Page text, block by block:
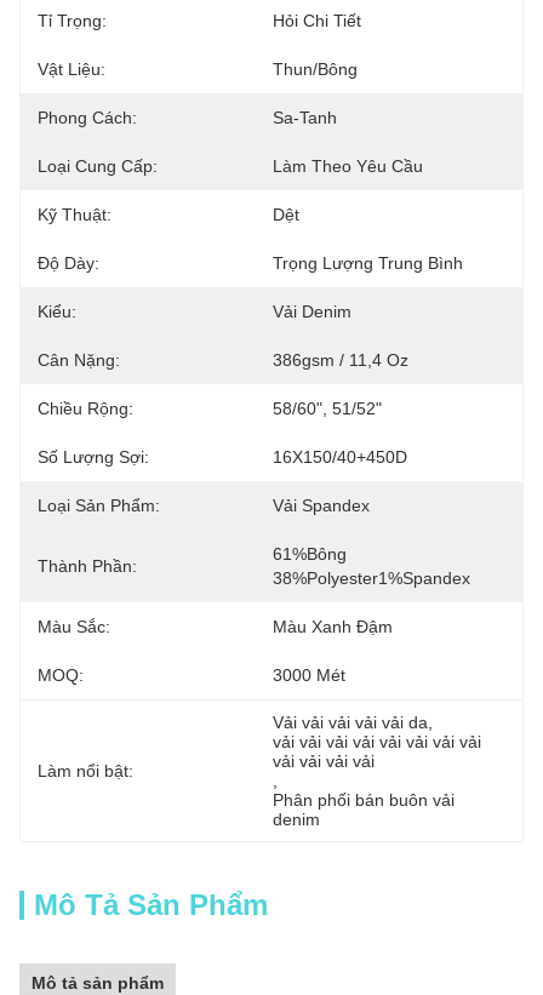
Tỉ Trọng: Hỏi Chi Tiết
Vật Liệu: Thun/bông
Phong Cách: Sa-Tanh
Loại Cung Cấp: Làm Theo Yêu Cầu
Kỹ Thuật: Dệt
Độ Dày: Trọng Lượng Trung Bình
Kiểu: Vải Denim
Cân Nặng: 386gsm / 11,4 Oz
Chiều Rộng: 58/60", 51/52"
Số Lượng Sợi: 16X150/40+450D
Loại Sản Phẩm: Vải Spandex
Thành Phần:
61%Bông
38%Polyester1%Spandex
Màu Sắc: Màu Xanh Đậm
MOQ: 3000 Mét
Làm nổi bật:
Vải vải vải vải vải da
vải vải vải vải vải vải vải vải
vải vải vải vải
Phân phối bán buôn vải
denim
Mô Tả Sản Phẩm
Mô tả sản phẩm